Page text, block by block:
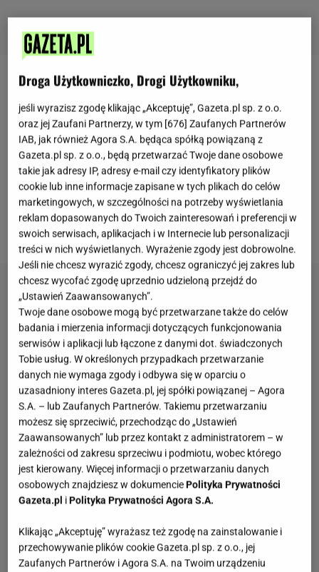
Ostatnio opublikowane wyniki badań, podważyły
dobry wpływ częstych treningów HIIT na nasze
zdrowie. Naukowcy wytłumaczyli, w jaki sposób
intensywne ćwiczenia wpływają na mitochondria,
zwane "energetycznymi piecami". Okazuje się, że
specjaliści przyjrzeli się również, jak sprawa wygląda
przy mniej wymagającej aktywności, jaką jest m.in.
energiczne maszerowanie.
Droga Użytkowniczko, Drogi Użytkowniku,
jeśli wyrazisz zgodę klikając „Akceptuję”, Gazeta.pl sp. z o.o.
oraz jej Zaufani Partnerzy, w tym [676] Zaufanych Partnerów
IAB, jak również Agora S.A. będąca spółką powiązaną z
Gazeta.pl sp. z o.o., będą przetwarzać Twoje dane osobowe
takie jak adresy IP, adresy e-mail czy identyfikatory plików
cookie lub inne informacje zapisane w tych plikach do celów
marketingowych, w szczególności na potrzeby wyświetlania
reklam dopasowanych do Twoich zainteresowań i preferencji w
swoich serwisach, aplikacjach i w Internecie lub personalizacji
treści w nich wyświetlanych. Wyrażenie zgody jest dobrowolne.
Jeśli nie chcesz wyrazić zgody, chcesz ograniczyć jej zakres lub
chcesz wycofać zgodę uprzednio udzieloną przejdź do
„Ustawień Zaawansowanych”.
Twoje dane osobowe mogą być przetwarzane także do celów
badania i mierzenia informacji dotyczących funkcjonowania
serwisów i aplikacji lub łączone z danymi dot. świadczonych
Tobie usług. W określonych przypadkach przetwarzanie
danych nie wymaga zgody i odbywa się w oparciu o
uzasadniony interes Gazeta.pl, jej spółki powiązanej – Agora
S.A. – lub Zaufanych Partnerów. Takiemu przetwarzaniu
możesz się sprzeciwić, przechodząc do „Ustawień
Zaawansowanych” lub przez kontakt z administratorem – w
zależności od zakresu sprzeciwu i podmiotu, wobec którego
jest kierowany. Więcej informacji o przetwarzaniu danych
osobowych znajdziesz w dokumenciePolityka Prywatności
Gazeta.pl iPolityka Prywatności Agora S.A.
Klikając „Akceptuję” wyrażasz też zgodę na zainstalowanie i
przechowywanie plików cookie Gazeta.pl sp. z o.o., jej
Zaufanych Partnerów i Agora S.A. na Twoim urządzeniu